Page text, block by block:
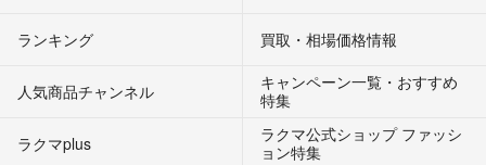
ランキング 買取・相場価格情報
人気商品チャンネル
キャンペーン一覧・おすすめ
特集
ラクマplus
ラクマ公式ショップ ファッシ
ョン特集